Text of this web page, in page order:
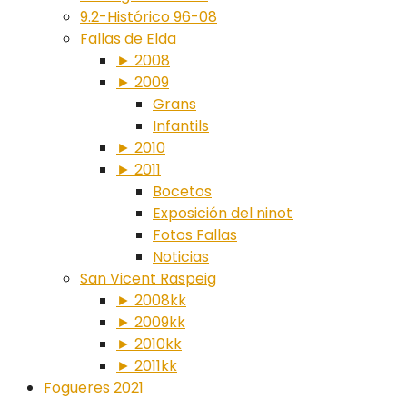
9.2-Histórico 96-08
Fallas de Elda
► 2008
► 2009
Grans
Infantils
► 2010
► 2011
Bocetos
Exposición del ninot
Fotos Fallas
Noticias
San Vicent Raspeig
► 2008kk
► 2009kk
► 2010kk
► 2011kk
Fogueres 2021